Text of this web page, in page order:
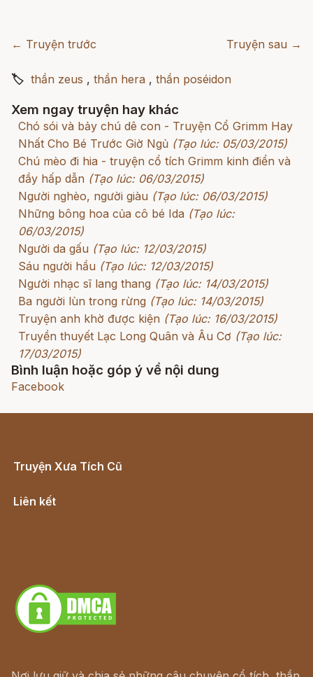
← Truyện trước Truyện sau →
🏷 thần zeus , thần hera , thần poséidon
Xem ngay truyện hay khác
Chó sói và bảy chú dê con - Truyện Cổ Grimm Hay
Nhất Cho Bé Trước Giờ Ngủ (Tạo lúc: 05/03/2015)
Chú mèo đi hia - truyện cổ tích Grimm kinh điển và
đầy hấp dẫn (Tạo lúc: 06/03/2015)
Người nghèo, người giàu (Tạo lúc: 06/03/2015)
Những bông hoa của cô bé Ida (Tạo lúc:
06/03/2015)
Người da gấu (Tạo lúc: 12/03/2015)
Sáu người hầu (Tạo lúc: 12/03/2015)
Người nhạc sĩ lang thang (Tạo lúc: 14/03/2015)
Ba người lùn trong rừng (Tạo lúc: 14/03/2015)
Truyện anh khờ được kiện (Tạo lúc: 16/03/2015)
Truyền thuyết Lạc Long Quân và Âu Cơ (Tạo lúc:
17/03/2015)
Bình luận hoặc góp ý về nội dung
Facebook
Truyện Xưa Tích Cũ
Liên kết